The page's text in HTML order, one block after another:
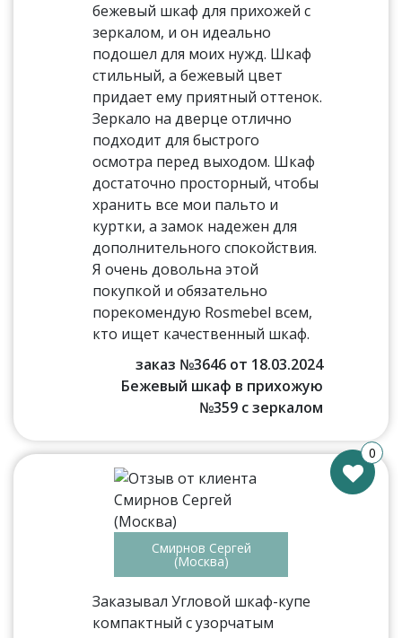
бежевый шкаф для прихожей с
зеркалом, и он идеально
подошел для моих нужд. Шкаф
стильный, а бежевый цвет
придает ему приятный оттенок.
Зеркало на дверце отлично
подходит для быстрого
осмотра перед выходом. Шкаф
достаточно просторный, чтобы
хранить все мои пальто и
куртки, а замок надежен для
дополнительного спокойствия.
Я очень довольна этой
покупкой и обязательно
порекомендую Rosmebel всем,
кто ищет качественный шкаф.
заказ №3646 от 18.03.2024
Бежевый шкаф в прихожую
№359 с зеркалом
Смирнов Сергей
(Москва)
Заказывал Угловой шкаф-купе
компактный с узорчатым
0